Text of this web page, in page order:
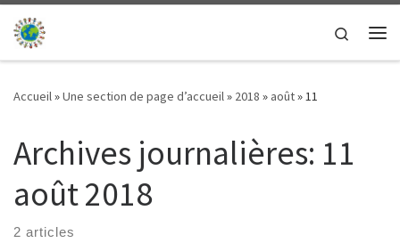
Passer au contenu
Search
Accueil»Une section de page d’accueil» 2018 » août»11
Archives journalières: 11
août 2018
2 articles